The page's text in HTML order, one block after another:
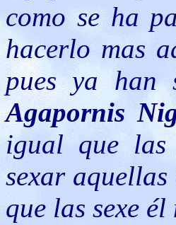
como se ha
hacerlo mas
pues ya han
Agapornis
igual que las
sexar
que las sexe